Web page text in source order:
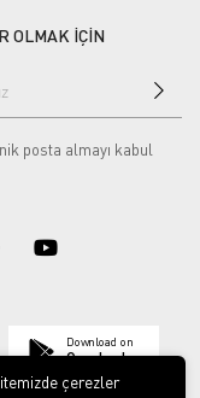
OLMAK İÇİN
posta almayı kabul
Download on
Google play
çerezler